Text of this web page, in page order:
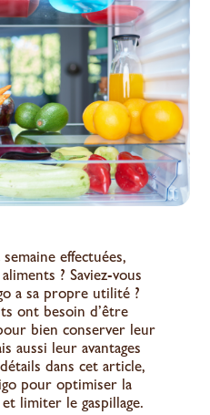
effectuées,
? Saviez-vous
a sa propre utilité ?
ont besoin d’être
bien conserver leur
aussi leur avantages
dans cet article,
pour optimiser la
limiter le gaspillage.